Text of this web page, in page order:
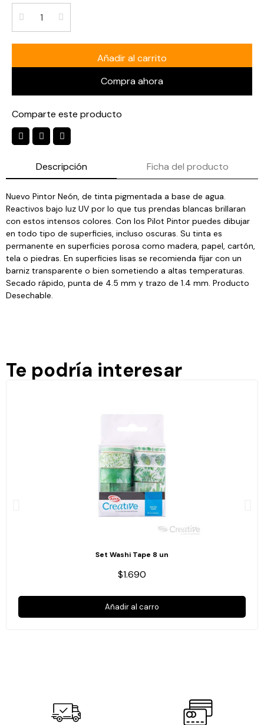
Añadir al carrito
Compra ahora
Comparte este producto
Descripción Ficha del producto
Nuevo Pintor Neón, de tinta pigmentada a base de agua.
Reactivos bajo luz UV por lo que tus prendas blancas brillaran
con estos intensos colores. Con los Pilot Pintor puedes dibujar
en todo tipo de superficies, incluso oscuras. Su tinta es
permanente en superficies porosa como madera, papel, cartón,
tela o piedras. En superficies lisas se recomienda fijar con un
barniz transparente o bien sometiendo a altas temperaturas.
Secado rápido, punta de 4.5 mm y trazo de 1.4 mm. Producto
Desechable.
Te podría interesar
Set Washi Tape 8 un
$1.690
Añadir al carro